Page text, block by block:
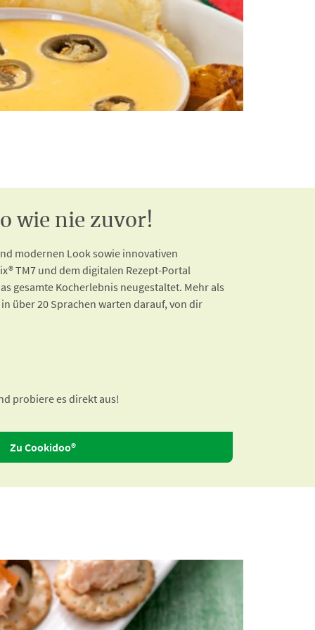
wie nie zuvor!
modernen Look sowie innovativen
TM7 und dem digitalen Rezept-Portal
gesamte Kocherlebnis neugestaltet. Mehr als
über 20 Sprachen warten darauf, von dir
probiere es direkt aus!
Zu Cookidoo®